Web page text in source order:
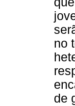
no
de